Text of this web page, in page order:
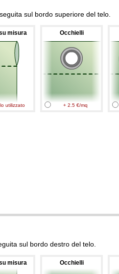
sul bordo superiore del telo.
misura
utilizzato
Occhielli
+ 2.5 €/mq
sul bordo destro del telo.
misura Occhielli